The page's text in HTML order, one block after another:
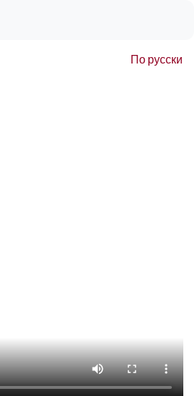
По русски